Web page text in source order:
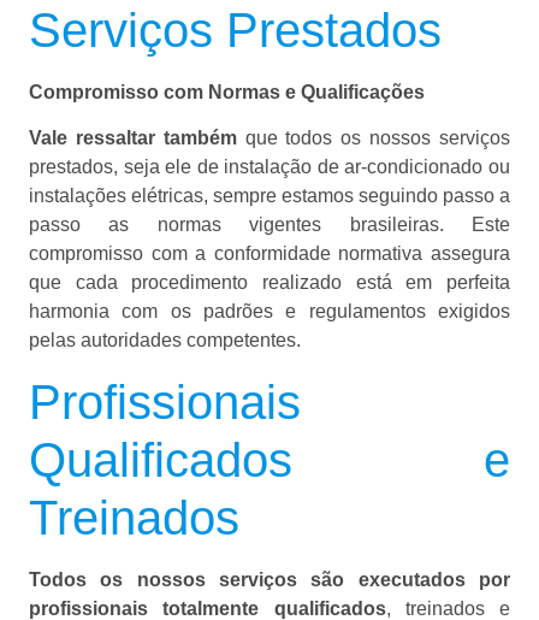
Serviços Prestados
Compromisso com Normas e Qualificações
Vale ressaltar tambémque todos os nossos serviços
prestados, seja ele de instalação de ar-condicionado ou
instalações elétricas, sempre estamos seguindo passo a
passo as normas vigentes brasileiras. Este
compromisso com a conformidade normativa assegura
que cada procedimento realizado está em perfeita
harmonia com os padrões e regulamentos exigidos
pelas autoridades competentes.
Profissionais
Qualificados e
Treinados
Todos os nossos serviços são executados por
profissionais totalmente qualificados, treinados e